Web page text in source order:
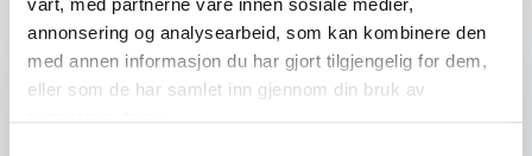
annonsering og analysearbeid, som kan kombinere den
med annen informasjon du har gjort tilgjengelig for dem,
eller som de har samlet inn gjennom din bruk av